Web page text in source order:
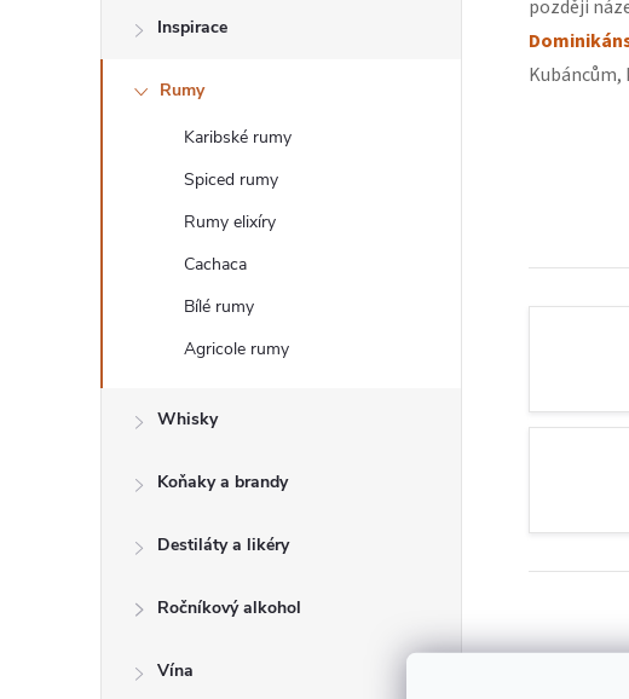
R
Inspirace
Rumy
Karibské rumy
Spiced rumy
Rumy elixíry
Cachaca
Bílé rumy
Agricole rumy
Whisky
Koňaky a brandy
Destiláty a likéry
Ročníkový alkohol
Vína
později